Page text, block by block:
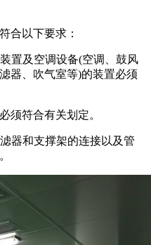
以下要求：
及空调设备(空调、鼓风
器、吹气室等)的装置必须
符合有关划定。
和支撑架的连接以及管